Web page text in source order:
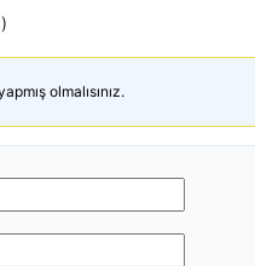
olmalısınız.